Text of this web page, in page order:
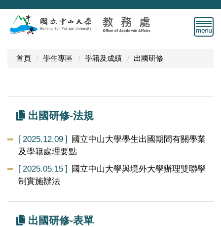
跳
主
首頁 學生專區 學籍及成績 出國研修
出國研修-法規
2025.12.09
國立中山大學學生出國期間有關學業
及學籍處理要點
2025.05.15
國立中山大學與境外大學辦理雙聯學
制實施辦法
出國研修-表單